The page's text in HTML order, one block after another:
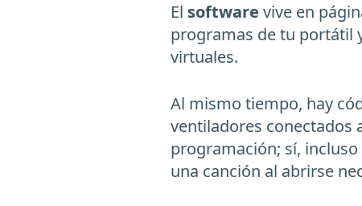
El software vive en
programas de tu portátil
virtuales.
Al mismo tiempo, hay
ventiladores conectados
programación; sí,
una canción al abrirse